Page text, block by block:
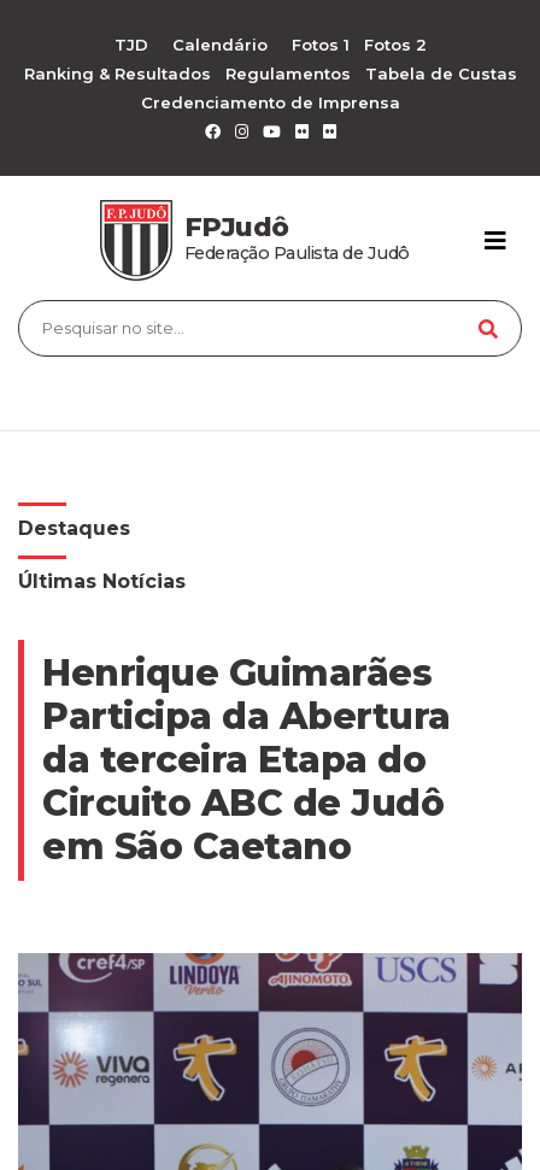
TJD Calendário Fotos 1
Fotos 2
Ranking & Resultados
Regulamentos
Tabela de Custas
Credenciamento de Imprensa
FPJudô
Federação Paulista de Judô
Destaques
Últimas Notícias
Henrique Guimarães
Participa da Abertura
da terceira Etapa do
Circuito ABC de Judô
em São Caetano